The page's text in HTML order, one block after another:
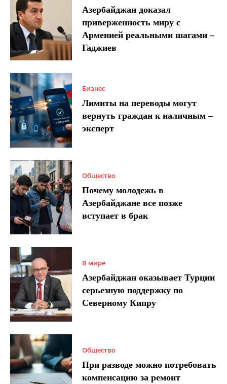
Азербайджан доказал
приверженность миру с
Арменией реальными шагами –
Гаджиев
Бизнес
Лимиты на переводы могут
вернуть граждан к наличным –
эксперт
Общество
Почему молодежь в
Азербайджане все позже
вступает в брак
В мире
Азербайджан оказывает Турции
серьезную поддержку по
Северному Кипру
Общество
При разводе можно потребовать
компенсацию за ремонт